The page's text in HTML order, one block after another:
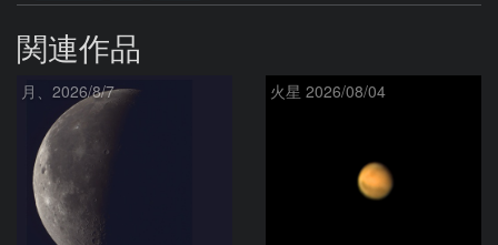
関連作品
月、2026/8/7 火星 2026/08/04